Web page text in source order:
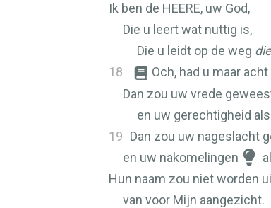
Ik ben de HEERE, uw God,
Die u leert wat nuttig is,
Die u leidt op de weg die
18
Och, had u maar
Dan zou uw vrede
en uw gerechtigheid
19 Dan zou uw nageslacht
en uw nakomelingen
Hun naam zou niet worden
van voor Mijn aangezicht.